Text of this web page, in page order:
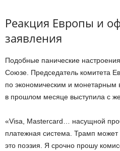
Реакция Европы и
заявления
Подобные панические
Союзе. Председатель комитета
по экономическим и
в прошлом месяце выступила с
«Visa, Mastercard… насущной
платежная система. Трамп
это поэзия. Я срочно прошу